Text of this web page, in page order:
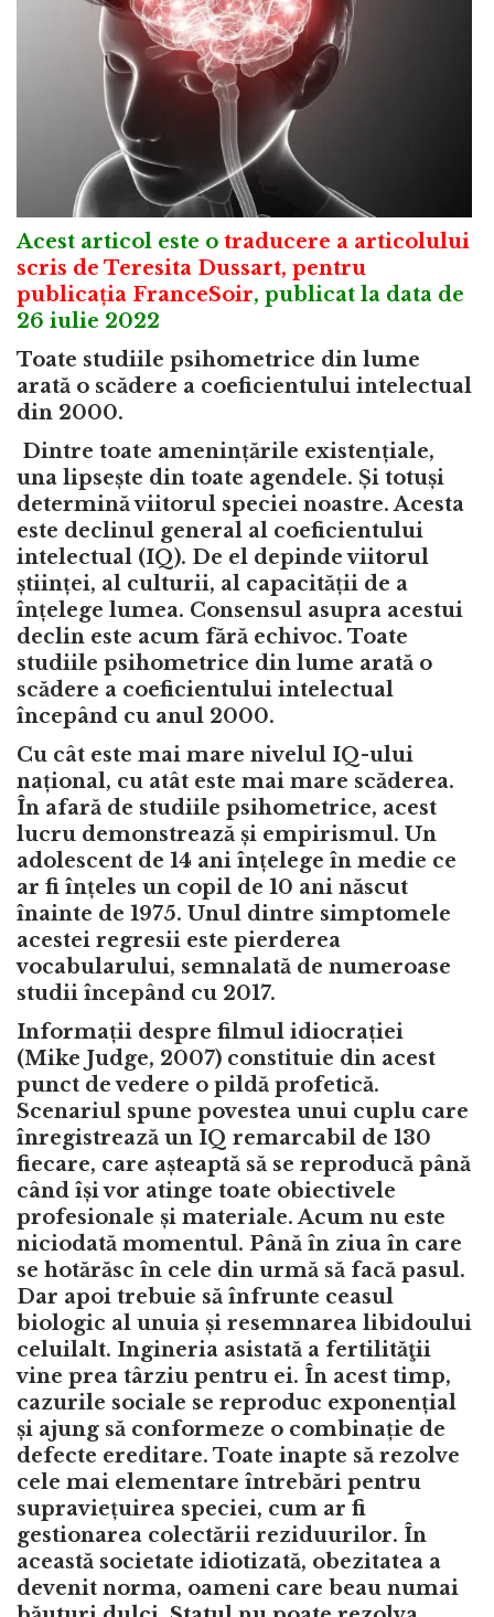
Acest articol este o traducere a articolului
scris de Teresita Dussart, pentru
publicația FranceSoir, publicat la data de
26 iulie 2022
Toate studiile psihometrice din lume
arată o scădere a coeficientului intelectual
din 2000.
Dintre toate amenințările existențiale,
una lipsește din toate agendele. Și totuși
determină viitorul speciei noastre. Acesta
este declinul general al coeficientului
intelectual (IQ). De el depinde viitorul
științei, al culturii, al capacității de a
înțelege lumea. Consensul asupra acestui
declin este acum fără echivoc. Toate
studiile psihometrice din lume arată o
scădere a coeficientului intelectual
începând cu anul 2000.
Cu cât este mai mare nivelul IQ-ului
național, cu atât este mai mare scăderea.
În afară de studiile psihometrice, acest
lucru demonstrează și empirismul. Un
adolescent de 14 ani înțelege în medie ce
ar fi înțeles un copil de 10 ani născut
înainte de 1975. Unul dintre simptomele
acestei regresii este pierderea
vocabularului, semnalată de numeroase
studii începând cu 2017.
Informații despre filmul idiocrației
(Mike Judge, 2007) constituie din acest
punct de vedere o pildă profetică.
Scenariul spune povestea unui cuplu care
înregistrează un IQ remarcabil de 130
fiecare, care așteaptă să se reproducă până
când își vor atinge toate obiectivele
profesionale și materiale. Acum nu este
niciodată momentul. Până în ziua în care
se hotărăsc în cele din urmă să facă pasul.
Dar apoi trebuie să înfrunte ceasul
biologic al unuia și resemnarea libidoului
celuilalt. Ingineria asistată a fertilităţii
vine prea târziu pentru ei. În acest timp,
cazurile sociale se reproduc exponențial
și ajung să conformeze o combinație de
defecte ereditare. Toate inapte să rezolve
cele mai elementare întrebări pentru
supraviețuirea speciei, cum ar fi
gestionarea colectării reziduurilor. În
această societate idiotizată, obezitatea a
devenit norma, oameni care beau numai